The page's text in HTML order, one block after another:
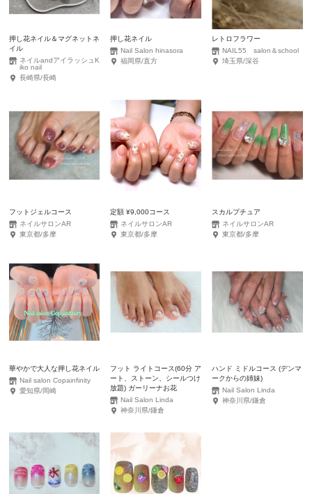
押し花ネイル＆マグネットネ
イル
ネイルandアイラッシュK
iko nail
長崎県/長崎
押し花ネイル
Nail Salon hinasora
福岡県/直方
レトロフラワー
NAIL55 salon＆school
埼玉県/深谷
フットジェルコース
ネイルサロンAR
東京都/多摩
定額 ¥9,000コース
ネイルサロンAR
東京都/多摩
スカルプチュア
ネイルサロンAR
東京都/多摩
華やかで大人な押し花ネイル
Nail salon Copainfinity
愛知県/岡崎
フット ライトコース(60分 ア
ート、ストーン、シールつけ
放題) ガーリーナお花
Nail Salon Linda
神奈川県/鎌倉
ハンド ミドルコース (デンマ
ークからの姉妹)
Nail Salon Linda
神奈川県/鎌倉